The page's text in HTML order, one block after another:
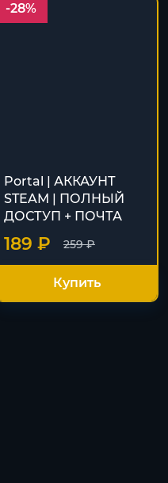
-28%
Portal | АККАУНТ
STEAM | ПОЛНЫЙ
ДОСТУП + ПОЧТА
259 ₽
189 ₽
Купить